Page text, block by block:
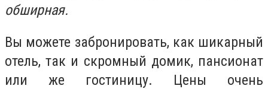
обширная.
Вы можете забронировать, как шикарный
отель, так и скромный домик, пансионат
или же гостиницу. Цены очень